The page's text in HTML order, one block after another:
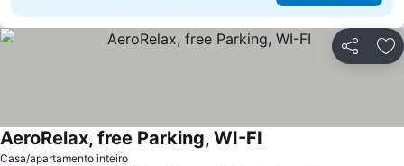
Partilhar
Casa/apartamento inteiro
AeroRelax, free Parking, WI-FI